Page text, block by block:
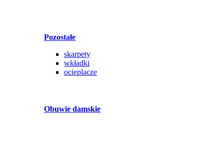
Pozostałe
skarpety
wkładki
ocieplacze
Obuwie damskie